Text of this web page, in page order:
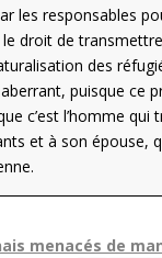
les responsables
droit de
des
puisque ce
c’est l’homme qui
et à son épouse,
menacés de